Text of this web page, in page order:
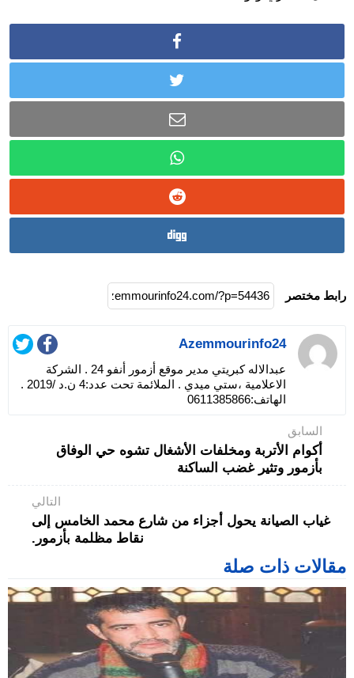
رابط مختصر
Azemmourinfo24
عبدالاله كبريتي مدير موقع أزمور أنفو 24 . الشركة
الاعلامية ،ستي ميدي . الملائمة تحت عدد:4 ن.د /2019 .
الهاتف:0611385866
السابق
أكوام الأتربة ومخلفات الأشغال تشوه حي الوفاق
بأزمور وتثير غضب الساكنة
التالي
غياب الصيانة يحول أجزاء من شارع محمد الخامس إلى
نقاط مظلمة بأزمور.
مقالات ذات صلة